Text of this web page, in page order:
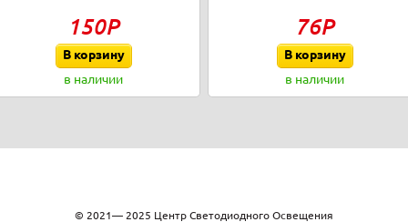
150Р
В корзину
в наличии
76Р
В корзину
в наличии
© 2021— 2025 Центр Светодиодного Освещения